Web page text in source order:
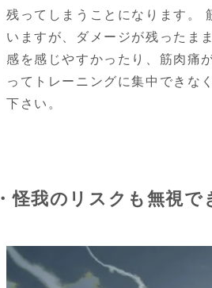
残ってしまうことになります。
いますが、ダメージが残ったま
感を感じやすかったり、筋肉痛
ってトレーニングに集中できな
下さい。
・怪我のリスクも無視で